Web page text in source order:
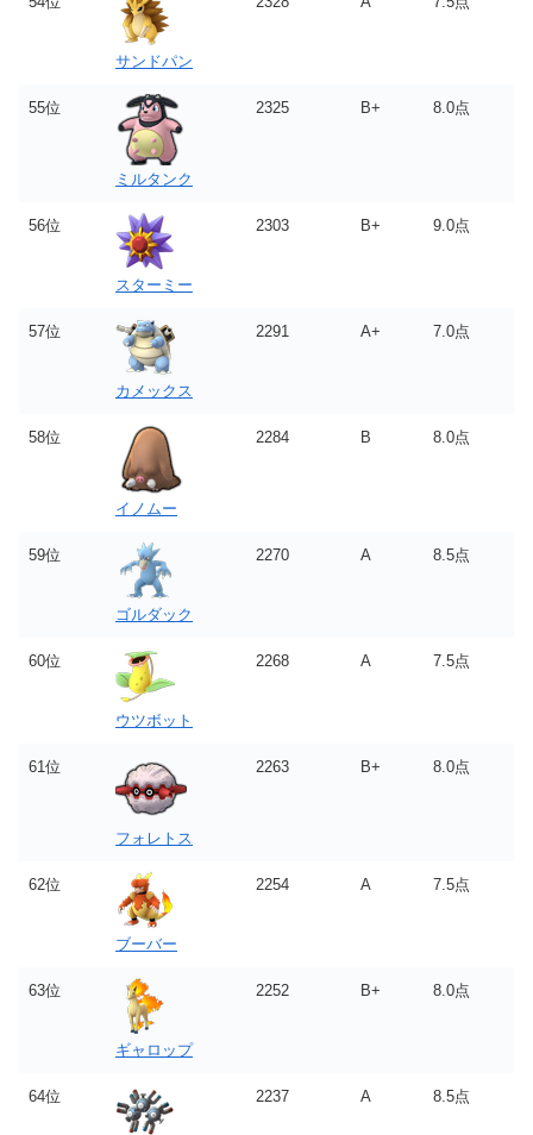
サンドパン
55位
ミルタンク
2325 B+ 8.0点
56位
スターミー
2303 B+ 9.0点
57位
カメックス
2291 A+ 7.0点
58位
イノムー
2284 B 8.0点
59位
ゴルダック
2270 A 8.5点
60位
ウツボット
2268 A 7.5点
61位
フォレトス
2263 B+ 8.0点
62位
ブーバー
2254 A 7.5点
63位
ギャロップ
2252 B+ 8.0点
64位 2237 A 8.5点